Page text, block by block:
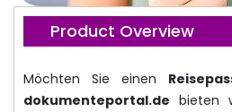
Product Overview
Möchten Sie einen
dokumenteportal.de bieten